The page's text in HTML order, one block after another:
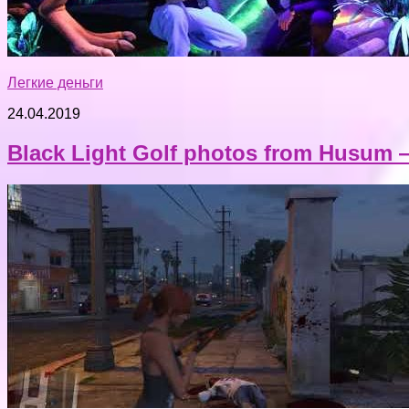
Легкие деньги
24.04.2019
Black Light Golf photos from Husum